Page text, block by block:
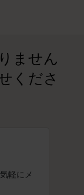
ません
くださ
軽にメ